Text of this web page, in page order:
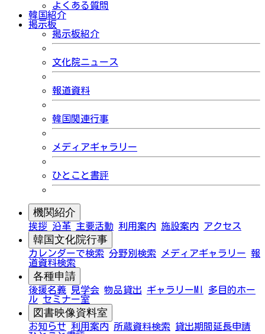
よくある質問
韓国紹介
掲示板
掲示板紹介
文化院ニュース
報道資料
韓国関連行事
メディアギャラリー
ひとこと書評
機関紹介
挨拶 沿革 主要活動 利用案内 施設案内 アクセス
韓国文化院行事
カレンダーで検索 分野別検索 メディアギャラリー 報
道資料検索
各種申請
後援名義 見学会 物品貸出 ギャラリーMI
多目的ホー
ル セミナー室
図書映像資料室
お知らせ 利用案内 所蔵資料検索
貸出期間延長申請